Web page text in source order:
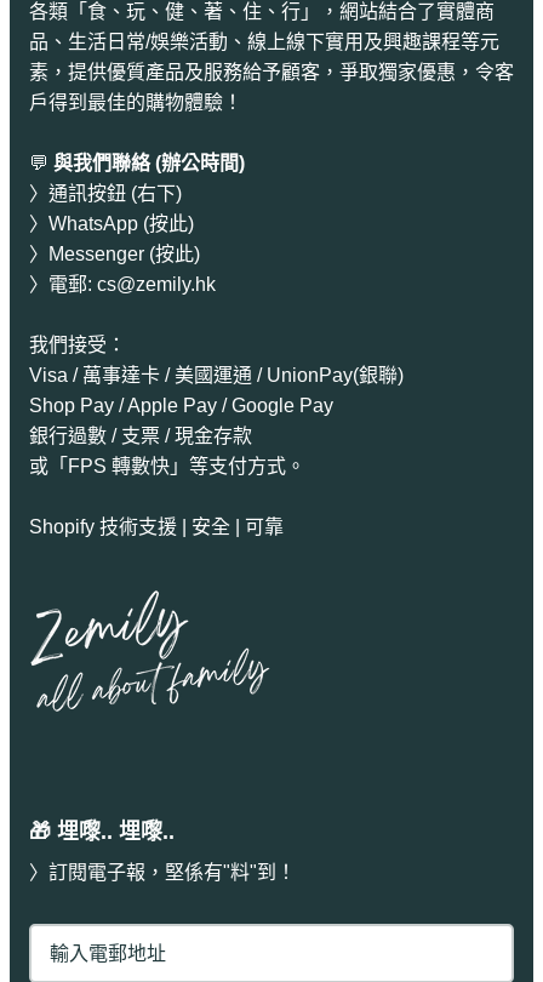
各類「食、玩、健、著、住、行」，網站結合了實體商
品、生活日常/娛樂活動、線上線下實用及興趣課程等元
素，提供優質產品及服務給予顧客，爭取獨家優惠，令客
戶得到最佳的購物體驗！
💬 與我們聯絡 (辦公時間)
〉通訊按鈕 (右下)
〉 WhatsApp (按此)
〉
Messenger (按此)
〉電郵: cs@zemily.hk
我們接受：
Visa / 萬事達卡 / 美國運通 / UnionPay(銀聯)
Shop Pay / Apple Pay / Google Pay
銀行過數 / 支票 / 現金存款
或「FPS 轉數快」等支付方式。
Shopify 技術支援 | 安全 | 可靠
🎁 埋嚟.. 埋嚟..
〉訂閱電子報，堅係有"料"到！